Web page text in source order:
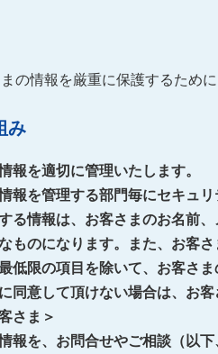
の情報を厳重に保護するため
み
報を適切に管理いたします。
報を管理する部門毎にセキュ
る情報は、お客さまのお名前
ものになります。また、お客
低限の項目を除いて、お客さま
同意して頂けない場合は、お
さま＞
報を、お問合せやご相談（以